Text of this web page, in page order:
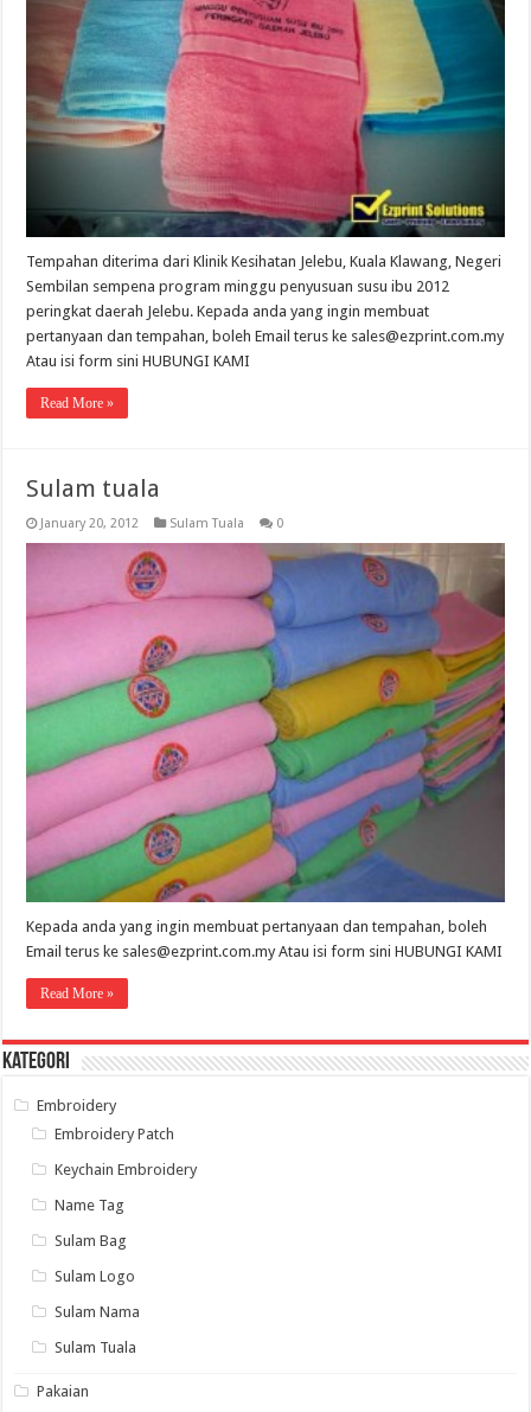
Tempahan diterima dari Klinik Kesihatan Jelebu, Kuala Klawang, Negeri
Sembilan sempena program minggu penyusuan susu ibu 2012
peringkat daerah Jelebu. Kepada anda yang ingin membuat
pertanyaan dan tempahan, boleh Email terus ke sales@ezprint.com.my
Atau isi form sini HUBUNGI KAMI
Read More »
Sulam tuala
January 20, 2012 Sulam Tuala 0
Kepada anda yang ingin membuat pertanyaan dan tempahan, boleh
Email terus ke sales@ezprint.com.my Atau isi form sini HUBUNGI KAMI
Read More »
Kategori
Embroidery
Embroidery Patch
Keychain Embroidery
Name Tag
Sulam Bag
Sulam Logo
Sulam Nama
Sulam Tuala
Pakaian